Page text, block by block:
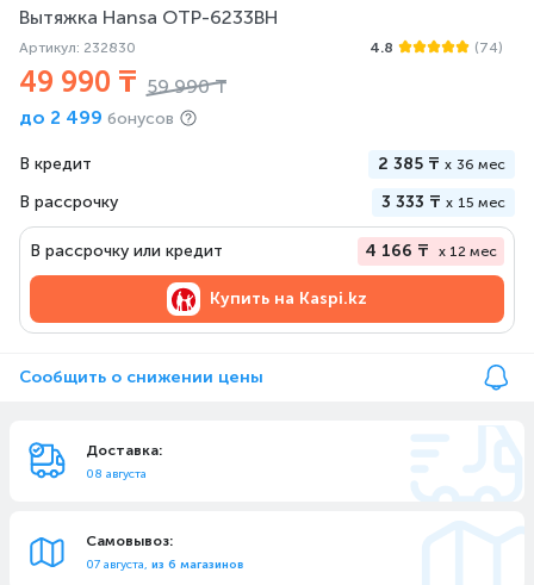
Вытяжка Hansa OTP-6233BH
Артикул: 232830 4.8 (74)
49 990 ₸ 59 990 ₸
до 2 499 бонусов
В кредит 2 385 ₸ x 36 мес
В рассрочку 3 333 ₸ x 15 мес
В рассрочку или кредит 4 166 ₸ x 12 мес
Купить на Kaspi.kz
Сообщить о снижении цены
Доставка:
08 августа
Самовывоз:
07 августа, из 6 магазинов